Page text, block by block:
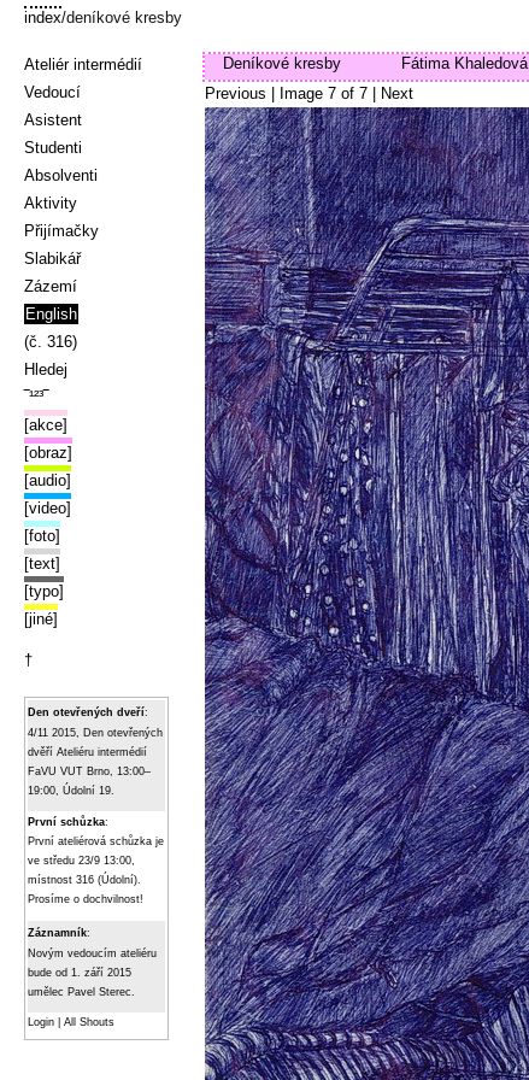
index/deníkové kresby
Ateliér intermédií
Vedoucí
Asistent
Studenti
Absolventi
Aktivity
Přijímačky
Slabikář
Zázemí
English
(č. 316)
Hledej
‾¹²³‾
[akce]
[obraz]
[audio]
[video]
[foto]
[text]
[typo]
[jiné]
†
Den otevřených dveří:
4/11 2015, Den otevřených
dvěří Ateliéru intermédií
FaVU VUT Brno, 13:00–
19:00, Údolní 19.
První schůzka:
První ateliérová schůzka je
ve středu 23/9 13:00,
místnost 316 (Údolní).
Prosíme o dochvilnost!
Záznamník:
Novým vedoucím ateliéru
bude od 1. září 2015
umělec Pavel Sterec.
Login All Shouts
Deníkové kresby Fátima Khaledová
Previous | Image 7 of 7 Next